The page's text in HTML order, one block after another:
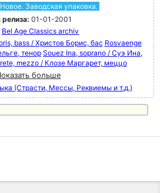
Новое. Заводская упаковка.
релиза: 01-01-2001
Bel Age Classics archiv
bass / Христов Борис, бас Rosvaenge
тенор Souez Ina, soprano / Суэ Ина,
mezzo / Клозе Маргарет, меццо
больше
(Страсти, Мессы, Реквиемы и т.д.)